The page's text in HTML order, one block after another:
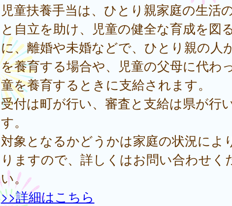
児童扶養手当は、ひとり親家庭の生活
と自立を助け、児童の健全な育成を図
に、離婚や未婚などで、ひとり親の人
を養育する場合や、児童の父母に代わ
童を養育するときに支給されます。
受付は町が行い、審査と支給は県が行
す。
対象となるかどうかは家庭の状況によ
りますので、詳しくはお問い合わせく
い。
>>詳細はこちら